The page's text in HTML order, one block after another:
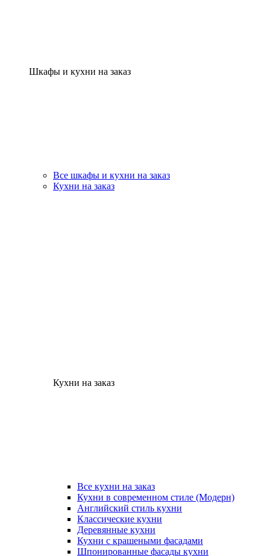
Шкафы и кухни на заказ
Все шкафы и кухни на заказ
Кухни на заказ
Кухни на заказ
Все кухни на заказ
Кухни в современном стиле (Модерн)
Английский стиль кухни
Классические кухни
Деревянные кухни
Кухни с крашеными фасадами
Шпонированные фасады кухни